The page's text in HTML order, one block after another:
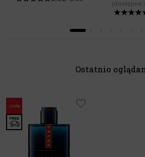
(dostępne
Ostatnio
-10%